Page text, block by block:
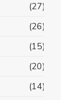
(27)
(26)
(15)
(20)
(14)